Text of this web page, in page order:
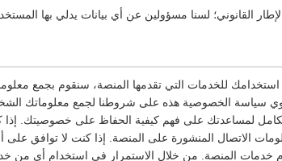
القانوني؛ لسنا مسؤولين عن أي بيانات يدلي بها
للخدمات التي تقدمها المنصة، سنقوم بجمع
سياسة الخصوصية هذه على شروطنا لجمع معلوماتك
لمساعدتك على فهم كيفية الحفاظ على خصوصيتك. إذا
الاتصال المنشورة على المنصة. إذا كنت لا توافق
المنصة. من خلال الاستمرار في استخدام أي من